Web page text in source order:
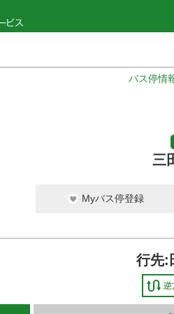
バス停情
三
Myバス停登録
行先: